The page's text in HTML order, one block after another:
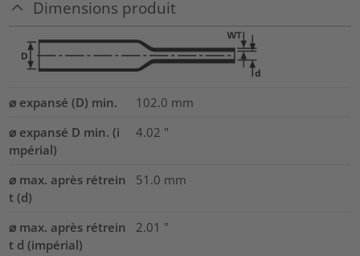
Dimensions produit
⌀ expansé (D) min. 102.0 mm
⌀ expansé D min. (i
mpérial)
4.02 "
⌀ max. après rétrein
t (d)
51.0 mm
⌀ max. après rétrein
t d (impérial)
2.01 "